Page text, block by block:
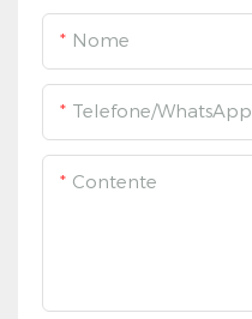
Nome
Telefone/WhatsApp
Contente